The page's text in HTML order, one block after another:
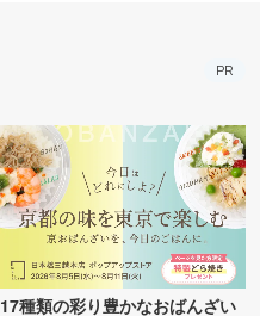
PR
17種類の彩り豊かなおばんざい